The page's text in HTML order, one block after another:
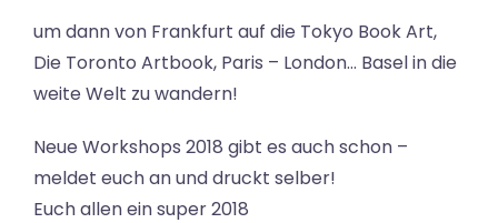
um dann von Frankfurt auf die Tokyo Book Art,
Die Toronto Artbook, Paris – London… Basel in die
weite Welt zu wandern!
Neue Workshops 2018 gibt es auch schon –
meldet euch an und druckt selber!
Euch allen ein super 2018